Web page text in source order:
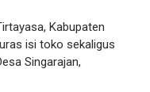
Kabupaten
isi toko sekaligus
Singarajan,